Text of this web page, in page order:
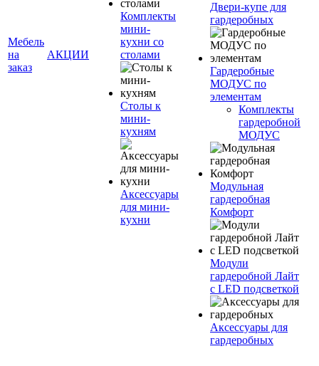
Мебель
на
заказ
АКЦИИ
Комплекты
мини-
кухни со
столами
Столы к
мини-
кухням
Аксессуары
для мини-
кухни
Двери-купе для
гардеробных
Гардеробные
МОДУС по
элементам
Комплекты
гардеробной
МОДУС
Модульная
гардеробная
Комфорт
Модули
гардеробной Лайт
с LED подсветкой
Аксессуары для
гардеробных